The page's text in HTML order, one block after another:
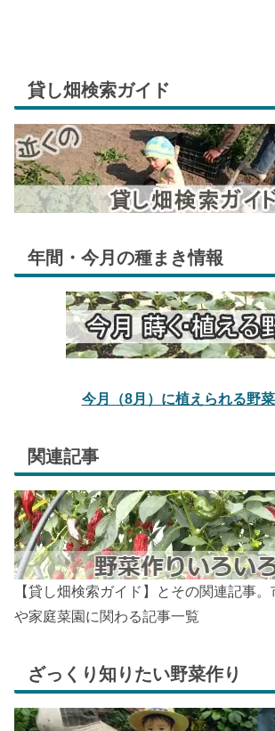
貸し畑検索ガイド
年間・今月の種まき情報
今月（8月）に植えられる野
関連記事
【貸し畑検索ガイド】とその関連記事
や家庭菜園に関わる記事一覧
ざっくり知りたい野菜作り